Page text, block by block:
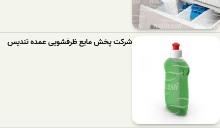
شرکت پخش مایع ظرفشویی عمده تندیس